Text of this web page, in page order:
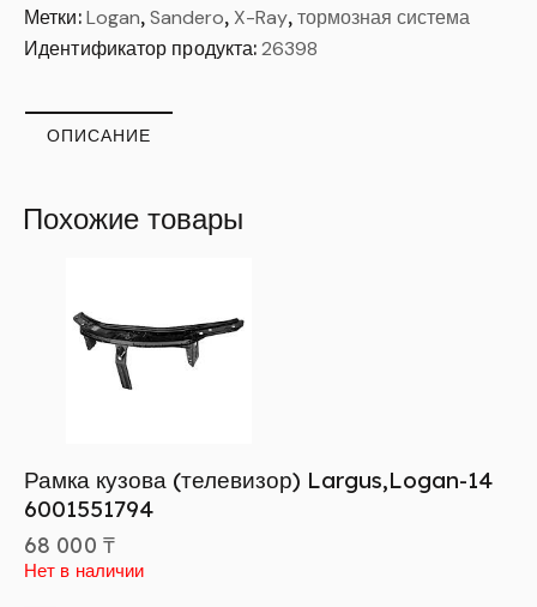
Метки: Logan, Sandero, X-Ray,тормозная система
Идентификатор продукта:26398
ОПИСАНИЕ
Похожие товары
Рамка кузова (телевизор) Largus,Logan-14
6001551794
68 000 ₸
Нет в наличии